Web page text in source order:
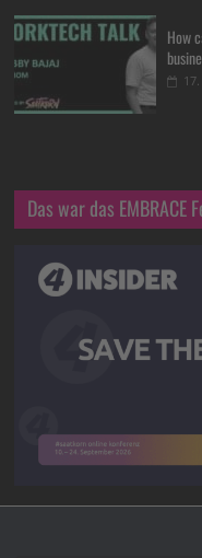
How
Das war das